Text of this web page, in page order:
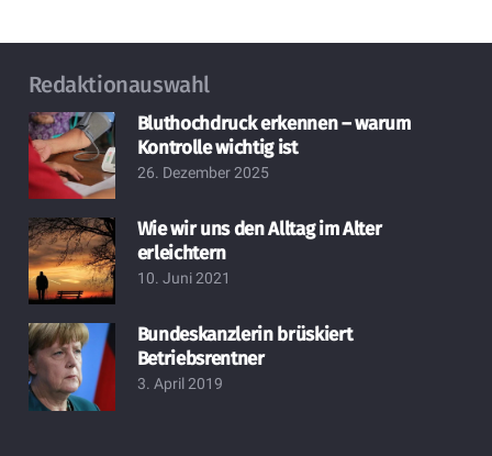
Redaktionauswahl
Bluthochdruck erkennen – warum
Kontrolle wichtig ist
26. Dezember 2025
Wie wir uns den Alltag im Alter
erleichtern
10. Juni 2021
Bundeskanzlerin brüskiert
Betriebsrentner
3. April 2019